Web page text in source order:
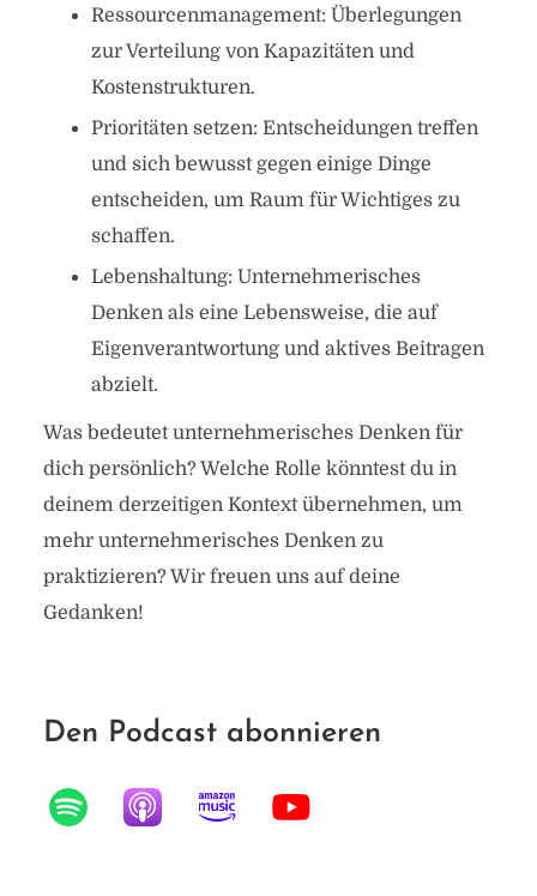
Ressourcenmanagement: Überlegungen
zur Verteilung von Kapazitäten und
Kostenstrukturen.
Prioritäten setzen: Entscheidungen treffen
und sich bewusst gegen einige Dinge
entscheiden, um Raum für Wichtiges zu
schaffen.
Lebenshaltung: Unternehmerisches
Denken als eine Lebensweise, die auf
Eigenverantwortung und aktives Beitragen
abzielt.
Was bedeutet unternehmerisches Denken für
dich persönlich? Welche Rolle könntest du in
deinem derzeitigen Kontext übernehmen, um
mehr unternehmerisches Denken zu
praktizieren? Wir freuen uns auf deine
Gedanken!
Den Podcast abonnieren